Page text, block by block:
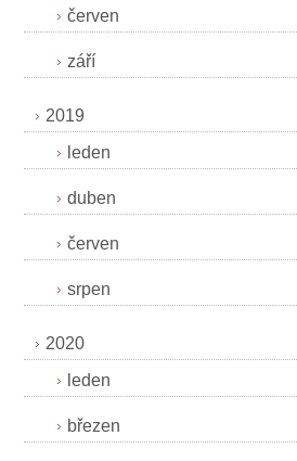
červen
září
2019
leden
duben
červen
srpen
2020
leden
březen